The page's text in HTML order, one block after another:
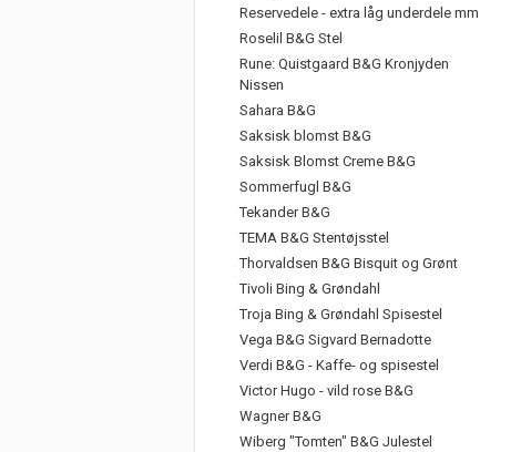
Reservedele - extra låg underdele mm
Roselil B&G Stel
Rune: Quistgaard B&G Kronjyden
Nissen
Sahara B&G
Saksisk blomst B&G
Saksisk Blomst Creme B&G
Sommerfugl B&G
Tekander B&G
TEMA B&G Stentøjsstel
Thorvaldsen B&G Bisquit og Grønt
Tivoli Bing & Grøndahl
Troja Bing & Grøndahl Spisestel
Vega B&G Sigvard Bernadotte
Verdi B&G - Kaffe- og spisestel
Victor Hugo - vild rose B&G
Wagner B&G
Wiberg "Tomten" B&G Julestel